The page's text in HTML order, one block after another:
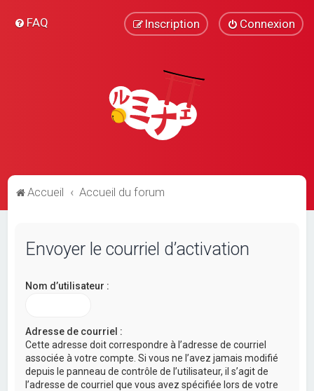
FAQ Connexion
Inscription
Accueil Accueil du forum
Envoyer le courriel d’activation
Nom d’utilisateur :
Adresse de courriel :
Cette adresse doit correspondre à l’adresse de courriel
associée à votre compte. Si vous ne l’avez jamais modifié
depuis le panneau de contrôle de l’utilisateur, il s’agit de
l’adresse de courriel que vous avez spécifiée lors de votre